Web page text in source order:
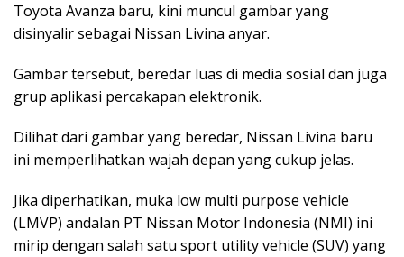
Toyota Avanza baru, kini muncul gambar yang
disinyalir sebagai Nissan Livina anyar.
Gambar tersebut, beredar luas di media sosial dan juga
grup aplikasi percakapan elektronik.
Dilihat dari gambar yang beredar, Nissan Livina baru
ini memperlihatkan wajah depan yang cukup jelas.
Jika diperhatikan, muka low multi purpose vehicle
(LMVP) andalan PT Nissan Motor Indonesia (NMI) ini
mirip dengan salah satu sport utility vehicle (SUV) yang